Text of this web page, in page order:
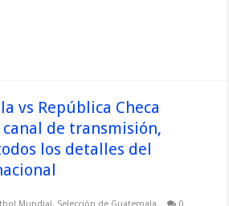
vs República Checa
canal de transmisión,
los detalles del